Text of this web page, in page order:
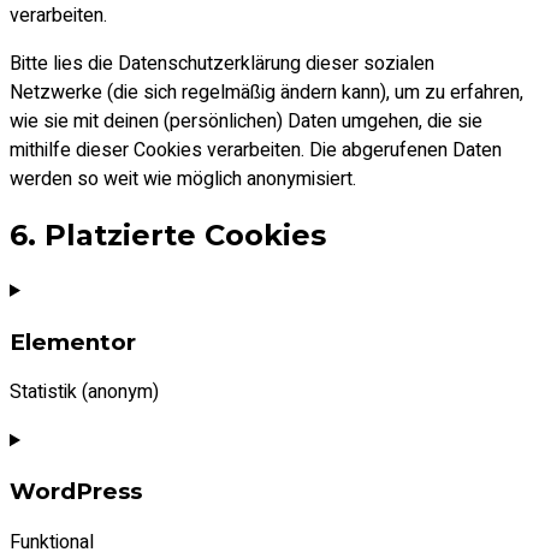
verarbeiten.
Bitte lies die Datenschutzerklärung dieser sozialen
Netzwerke (die sich regelmäßig ändern kann), um zu erfahren,
wie sie mit deinen (persönlichen) Daten umgehen, die sie
mithilfe dieser Cookies verarbeiten. Die abgerufenen Daten
werden so weit wie möglich anonymisiert.
6. Platzierte Cookies
Elementor
Statistik (anonym)
Consent
service
WordPress
Funktional